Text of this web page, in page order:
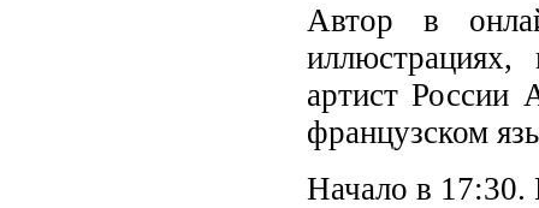
Автор в
артист России
французском
Начало в 17:30.